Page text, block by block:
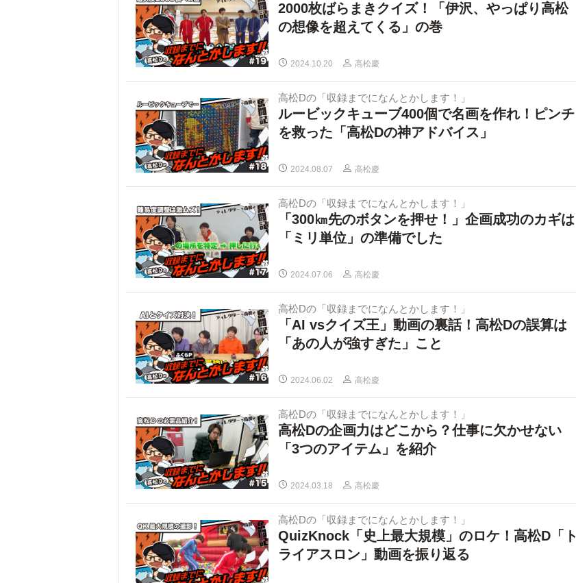
2000枚ばらまきクイズ！「伊沢、やっぱり高松
の想像を超えてくる」の巻
2024.10.20 高松慶
高松Dの「収録までになんとかします！」
ルービックキューブ400個で名画を作れ！ピンチ
を救った「高松Dの神アドバイス」
2024.08.07 高松慶
高松Dの「収録までになんとかします！」
「300㎞先のボタンを押せ！」企画成功のカギは
「ミリ単位」の準備でした
2024.07.06 高松慶
高松Dの「収録までになんとかします！」
「AI vsクイズ王」動画の裏話！高松Dの誤算は
「あの人が強すぎた」こと
2024.06.02 高松慶
高松Dの「収録までになんとかします！」
高松Dの企画力はどこから？仕事に欠かせない
「3つのアイテム」を紹介
2024.03.18 高松慶
高松Dの「収録までになんとかします！」
QuizKnock「史上最大規模」のロケ！高松D「ト
ライアスロン」動画を振り返る